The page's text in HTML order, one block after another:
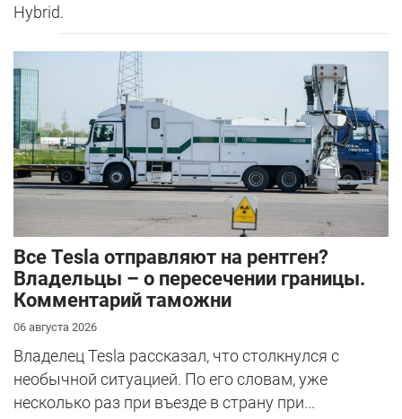
Hybrid.
Все Tesla отправляют на рентген?
Владельцы – о пересечении границы.
Комментарий таможни
06 августа 2026
Владелец Tesla рассказал, что столкнулся с
необычной ситуацией. По его словам, уже
несколько раз при въезде в страну при...